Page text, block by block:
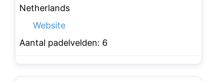
Netherlands
Website
Aantal padelvelden: 6